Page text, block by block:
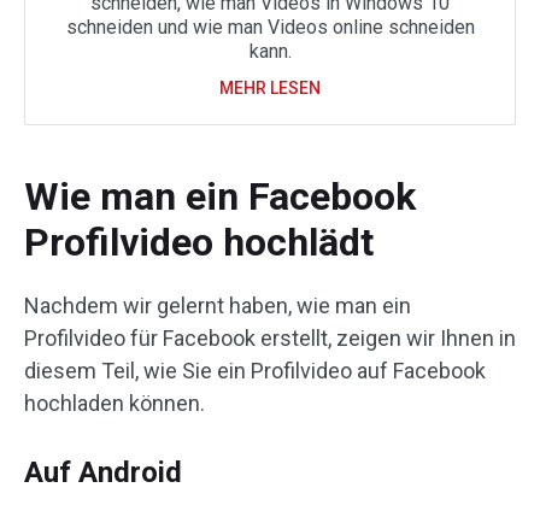
schneiden und wie man Videos online schneiden
kann.
MEHR LESEN
Wie man ein Facebook
Profilvideo hochlädt
Nachdem wir gelernt haben, wie man ein
Profilvideo für Facebook erstellt, zeigen wir Ihnen in
diesem Teil, wie Sie ein Profilvideo auf Facebook
hochladen können.
Auf Android